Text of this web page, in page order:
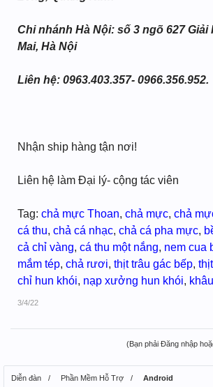
Chi nhánh Hà Nội: số 3 ngõ 627 Giải
Mai, Hà Nội
Liên hệ: 0963.403.357- 0966.356.952.
Nhận ship hàng tận nơi!
Liên hệ làm Đại lý- cộng tác viên
Tag: chả mực Thoan, chả mực, chả
cá thu, chả cá nhạc, chả cá pha mực,
cả chỉ vàng, cá thu một nắng, nem cua
mắm tép, chả rươi, thịt trâu gác bếp,
chỉ hun khói, nạp xưởng hun khói,
3/4/22
(Bạn phải Đăng nhập
Diễn đàn Phần Mềm Hỗ Trợ Android